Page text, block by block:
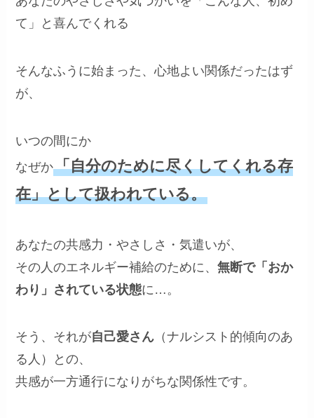
て」と喜んでくれる
そんなふうに始まった、心地よい関係だったはず
が、
いつの間にか
なぜか「自分のために尽くしてくれる存
在」として扱われている。
あなたの共感力・やさしさ・気遣いが、
その人のエネルギー補給のために、無断で「おか
わり」されている状態に…。
そう、それが自己愛さん （ナルシスト的傾向のあ
る人）との、
共感が一方通行になりがちな関係性です。